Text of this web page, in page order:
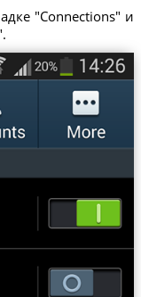
"Connections" и